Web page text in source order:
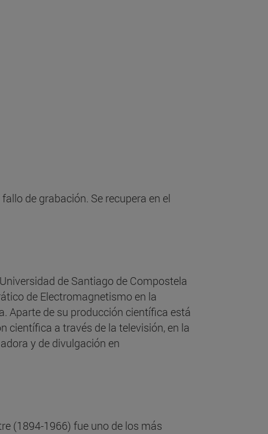
de grabación. Se recupera en el
de Santiago de Compostela
de Electromagnetismo en la
Aparte de su producción científica está
científica a través de la televisión, en la
y de divulgación en
(1894-1966) fue uno de los más